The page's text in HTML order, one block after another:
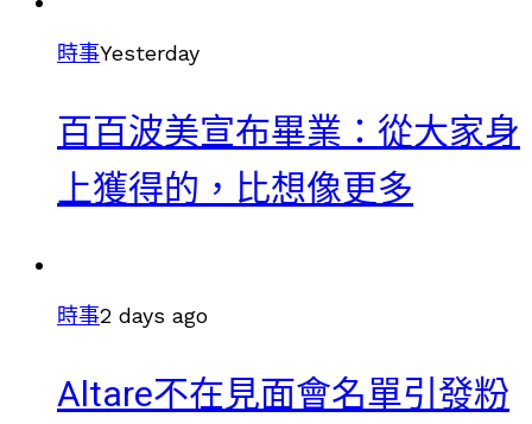
時事Yesterday
百百波美宣布畢業：從大家身
上獲得的，比想像更多
時事2 days ago
Altare不在見面會名單引發粉